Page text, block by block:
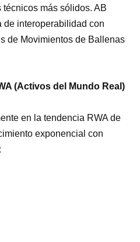
más sólidos. AB
de interoperabilidad con
de Movimientos de Ballenas
(Activos del Mundo Real)
en la tendencia RWA de
exponencial con